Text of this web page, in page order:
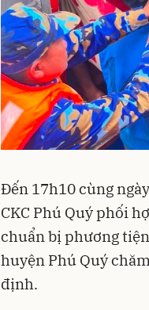
Đến 17h10 cùng
CKC Phú Quý phối
chuẩn bị phương
huyện Phú Quý
định.